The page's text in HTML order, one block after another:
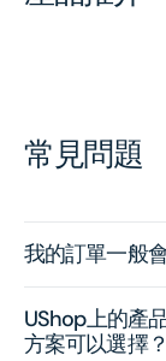
常見問題
我的訂單一般
UShop上的產
方案可以選擇？